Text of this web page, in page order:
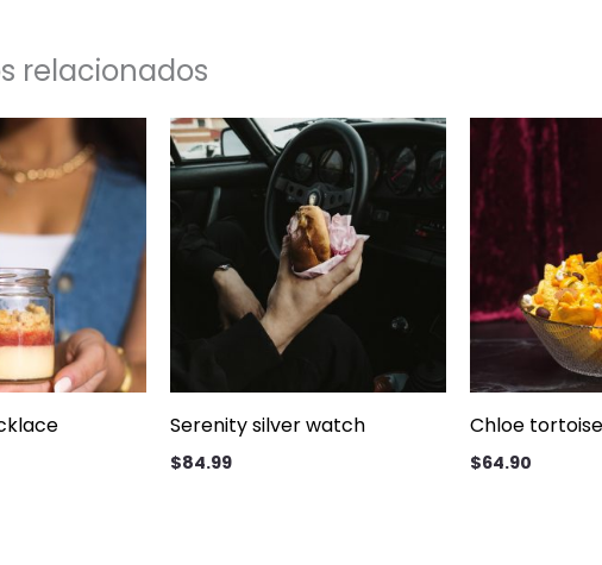
relacionados
Serenity silver watch
$84.99
Chloe
$64.90